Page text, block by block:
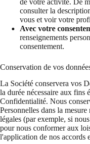
de votre activité. De
consulter la
vous et voir votre
Avec votre
renseignements
consentement.
Conservation de vos
La Société conservera vos
la durée nécessaire aux fins
Confidentialité. Nous
Personnelles dans la
légales (par exemple, si
pour nous conformer aux
l'application de nos accords